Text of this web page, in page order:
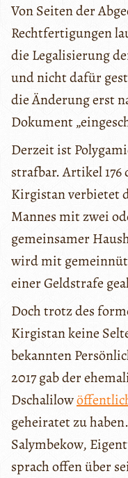
Von Seiten der
Rechtfertigungen
die Legalisierung
und nicht dafür
die Änderung erst
Dokument
Derzeit ist
strafbar. Artikel 176
Kirgistan verbietet
Mannes mit zwei
gemeinsamer
wird mit
einer Geldstrafe
Doch trotz des
Kirgistan keine
bekannten
2017 gab der
Dschalilow
geheiratet zu
Salymbekow,
sprach offen über